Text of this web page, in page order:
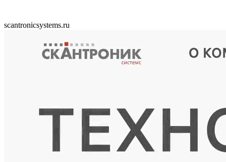
scantronicsystems.ru